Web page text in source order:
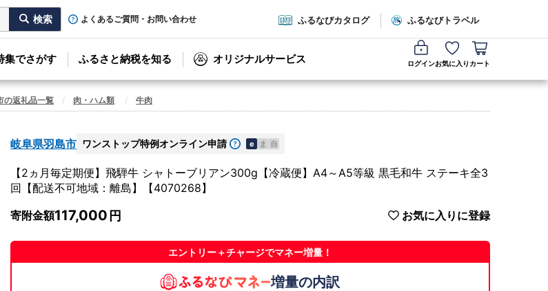
よくあるご質問・お問い合わせ ふるなびカタログ ふるなびトラベル
集でさがす ふるさと納税を知る オリジナルサービス ログインお気に入り カート
の返礼品一覧 肉・ハム類 牛肉
岐阜県羽島市 ワンストップ特例オンライン申請 e ま 自
【2ヵ月毎定期便】飛騨牛 シャトーブリアン300g【冷蔵便】A4～A5等級 黒毛和牛 ステーキ全3
回【配送不可地域：離島】【4070268】
寄附金額117,000 お気に入りに登録
エントリー＋チャージでマネー増量！
増量の内訳